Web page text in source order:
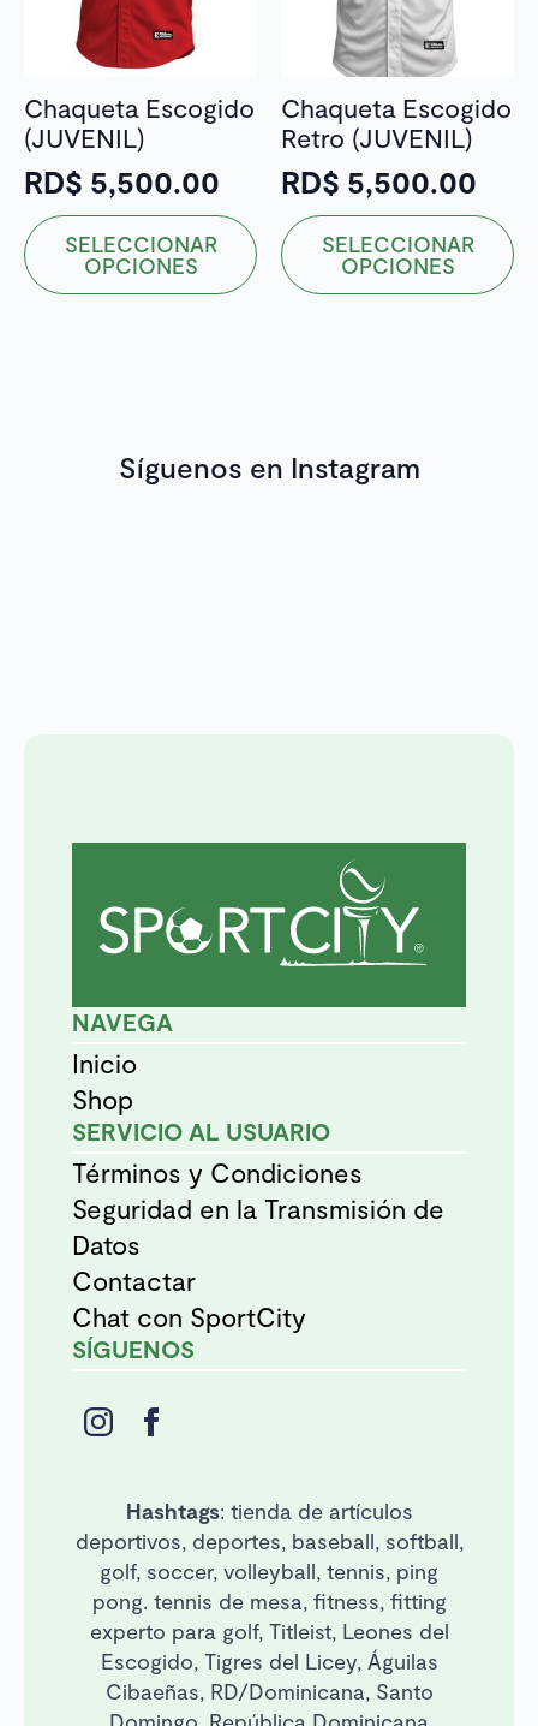
página
de
producto
página
de
producto
Chaqueta Escogido
(JUVENIL)
RD$ 5,500.00
SELECCIONAR
OPCIONES
Este
producto
tiene
Chaqueta Escogido
Retro (JUVENIL)
RD$ 5,500.00
SELECCIONAR
OPCIONES
Este
producto
tiene
pueden
Síguenos en Instagram
NAVEGA
Inicio
Shop
SERVICIO AL USUARIO
Términos y Condiciones
Seguridad en la Transmisión de
Datos
Contactar
Chat con SportCity
SÍGUENOS
Hashtags: tienda de artículos
deportivos, deportes, baseball, softball,
golf, soccer, volleyball, tennis, ping
pong. tennis de mesa, fitness, fitting
experto para golf, Titleist, Leones del
Escogido, Tigres del Licey, Águilas
Cibaeñas, RD/Dominicana, Santo